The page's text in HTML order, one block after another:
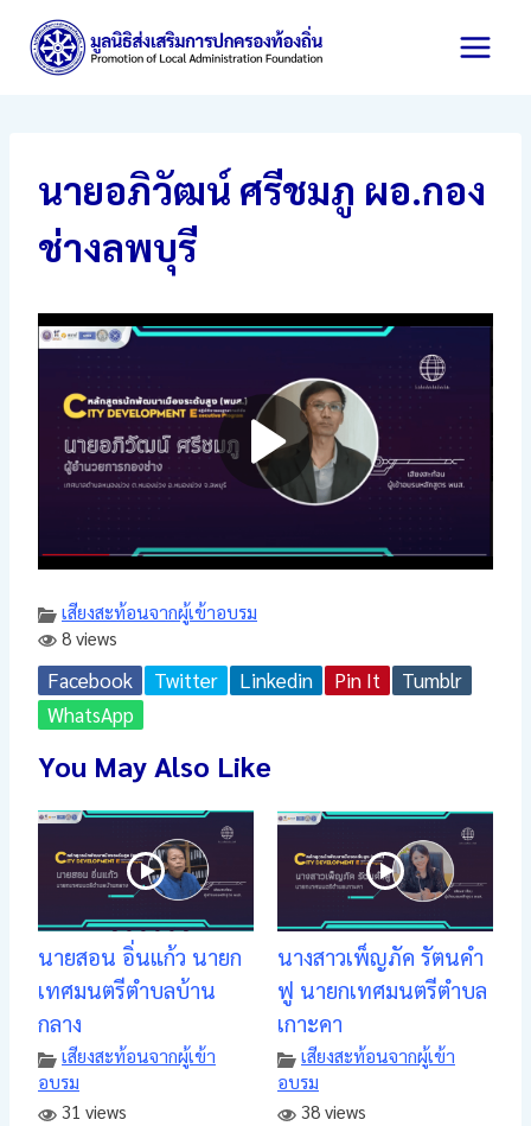
content
นายอภิวัฒน์ ศรีชมภู ผอ.กอง
ช่างลพบุรี
เสียงสะท้อนจากผู้เข้าอบรม
8 views
Facebook Twitter Linkedin Pin It
Tumblr
WhatsApp
You May Also Like
นายสอน อิ่นแก้ว นายก
เทศมนตรีตำบลบ้าน
กลาง
เสียงสะท้อนจากผู้เข้า
อบรม
31 views
นางสาวเพ็ญภัค รัตนคำ
ฟู นายกเทศมนตรีตำบล
เกาะคา
เสียงสะท้อนจากผู้เข้า
อบรม
38 views